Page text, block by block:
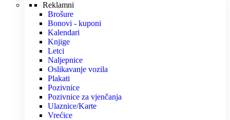
Reklamni
Brošure
Bonovi - kuponi
Kalendari
Knjige
Letci
Naljepnice
Oslikavanje vozila
Plakati
Pozivnice
Pozivnice za vjenčanja
Ulaznice/Karte
Vrećice